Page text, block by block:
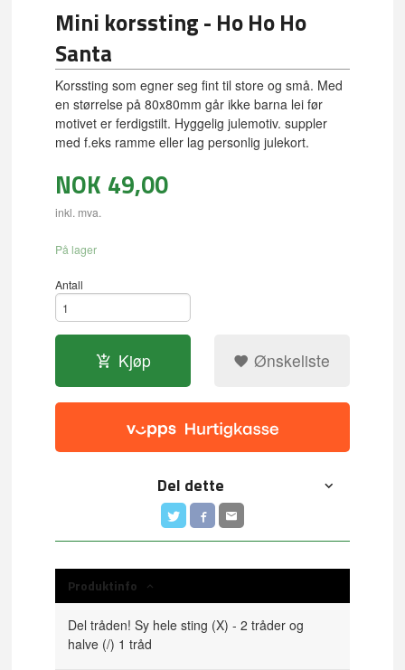
Mini korssting - Ho Ho Ho
Santa
Korssting som egner seg fint til store og små. Med
en størrelse på 80x80mm går ikke barna lei før
motivet er ferdigstilt. Hyggelig julemotiv. suppler
med f.eks ramme eller lag personlig julekort.
NOK 49,00
inkl. mva.
På lager
Antall
Kjøp Ønskeliste
Del dette
Produktinfo
Del tråden! Sy hele sting (X) - 2 tråder og
halve (/) 1 tråd